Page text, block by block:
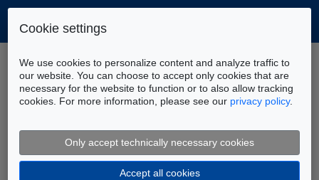
Home Unternehmen
FLUIDON - Pioniere in der
Simulation fluidtechnisch-
mechatronischer Systeme
Cookie settings
We use cookies to personalize content and analyze traffic to
our website. You can choose to accept only cookies that are
necessary for the website to function or to also allow tracking
cookies. For more information, please see our privacy policy.
Only accept technically necessary cookies
Accept all cookies